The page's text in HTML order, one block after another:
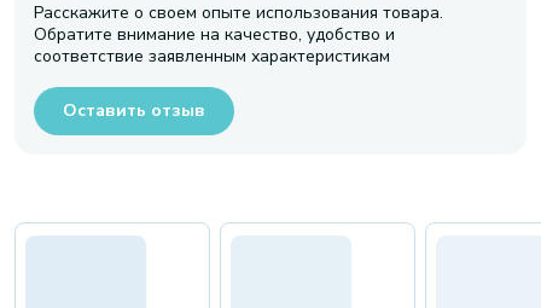
Расскажите о своем опыте использования товара.
Обратите внимание на качество, удобство и
соответствие заявленным характеристикам
Оставить отзыв